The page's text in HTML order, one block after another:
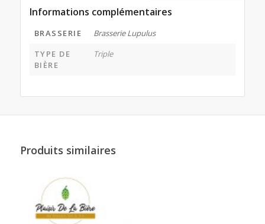
Informations complémentaires
BRASSERIE
Brasserie Lupulus
TYPE DE
BIÈRE
Triple
Produits similaires